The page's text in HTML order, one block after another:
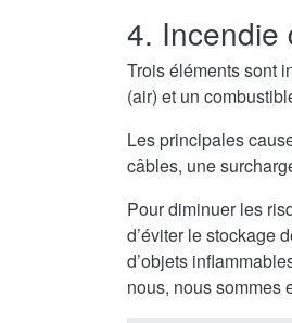
4. Incendie
Trois éléments sont
(air) et un
Les principales
câbles, une
Pour diminuer les
d’éviter le stockage
d’objets
nous, nous sommes